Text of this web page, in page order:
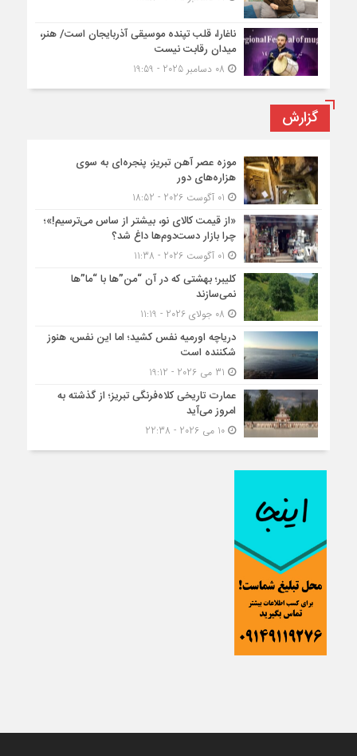
ناغارا، قلب تپنده موسیقی آذربایجان است/ هنر،
میدان رقابت نیست
گزارش
موزه عصر آهن تبریز، پنجره‌ای به سوی
هزاره‌های دور
«از قیمت کالای نو، بیشتر از ساس می‌ترسیم!»؛
چرا بازار دست‌دوم‌ها داغ شد؟
کلیبر؛ بهشتی که در آن “من”ها با “ما”ها
نمی‌سازند
دریاچه اورمیه نفس کشید؛ اما این نفس، هنوز
شکننده است
عمارت تاریخی کلاه‌فرنگی تبریز؛ از گذشته به
امروز می‌آید
10 می 2026 - 22:38